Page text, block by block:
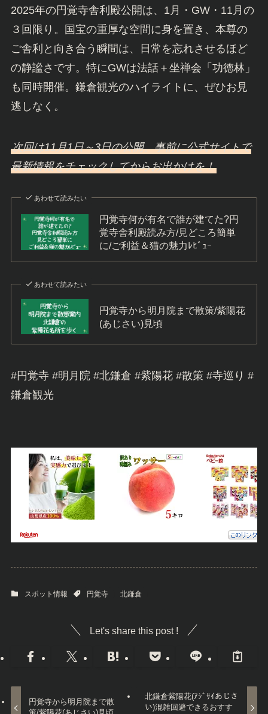
2025年の円覚寺舎利殿公開は、1月・GW・11月の
３回限り。国宝の重厚な空間に身を置き、本尊の
ご舎利と向き合う瞬間は、日常を忘れさせるほど
の静謐さです。特にGWは法話＋坐禅会「功徳林」
も同時開催。鎌倉観光のハイライトに、ぜひお見
逃しなく。
次回は11月1日～3日の公開。事前に公式サイトで
最新情報をチェックしてからお出かけを！
あわせて読みたい
円覚寺何が有名で誰が建てた?円
覚寺舎利殿読み方/見どころ簡単
に/ご利益＆猫の魅力ﾚﾋﾞｭｰ
あわせて読みたい
円覚寺から明月院まで散策/紫陽花
(あじさい)見頃
#円覚寺 #明月院 #北鎌倉 #紫陽花 #散策 #寺巡り #
鎌倉観光
スポット情報 円覚寺 北鎌倉
Let's share this post !
円覚寺から明月院まで散
北鎌倉紫陽花(ｱｼﾞｻｲあじさ
い)混雑回避できるおすす